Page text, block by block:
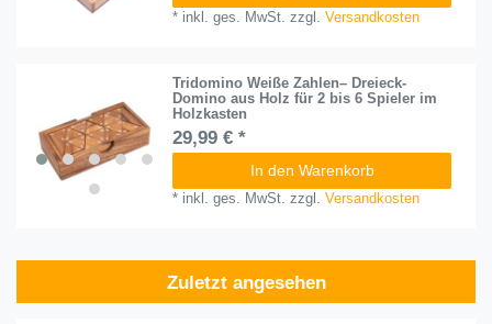
* inkl. ges. MwSt. zzgl.Versandkosten
Tridomino Weiße Zahlen– Dreieck-
Domino aus Holz für 2 bis 6 Spieler im
Holzkasten
29,99 € *
In den Warenkorb
* inkl. ges. MwSt. zzgl.Versandkosten
Zuletzt angesehen